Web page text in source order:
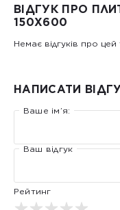
ВІДГУК ПРО
150Х600
Немає відгуків про цей
НАПИСАТИ
Ваше ім’я:
Ваш відгук
Рейтинг